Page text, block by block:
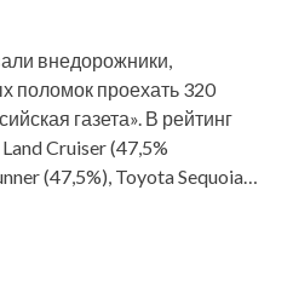
внедорожники,
поломок проехать 320
газета». В рейтинг
Cruiser (47,5%
(47,5%), Toyota Sequoia…